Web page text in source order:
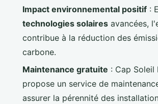
Impact environnemental positif :
technologies solaires avancées,
contribue à la réduction des
carbone.
Maintenance gratuite : Cap Soleil
propose un service de
assurer la pérennité des